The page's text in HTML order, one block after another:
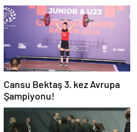
Cansu Bektaş 3. kez Avrupa
Şampiyonu!